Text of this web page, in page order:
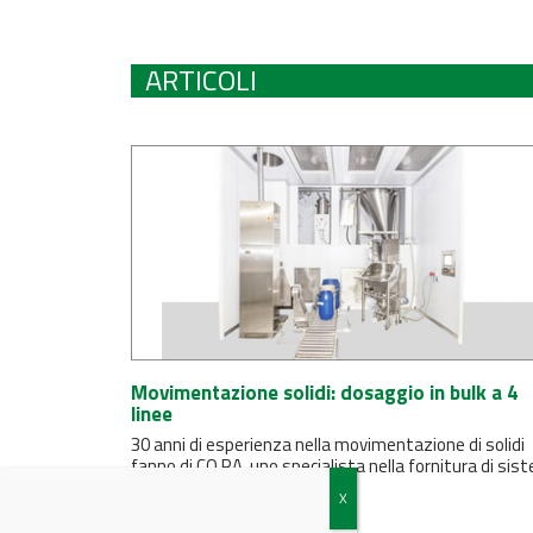
ARTICOLI
Movimentazione solidi: dosaggio in bulk a 4
linee
30 anni di esperienza nella movimentazione di solidi
fanno di CO.RA. uno specialista nella fornitura di